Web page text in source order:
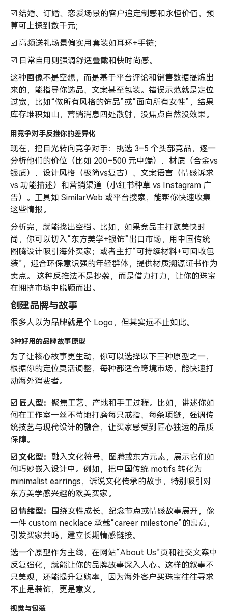
☑️ 结婚、订婚、恋爱场景的客户追定制感和永恒价值，预
算可上探到数千元；
☑️ 高频送礼场景偏实用套装如耳环+手链；
☑️ 日常自用则强调舒适叠戴和快时尚感。
这种画像不是空想，而是基于平台评论和销售数据提炼出
来的，能指导你选品、文案甚至包装。错误示范就是定位
过宽，比如“做所有风格的饰品”或“面向所有女性”，结果
库存堆积如山，营销消息四处散射，没焦点自然没效果。
用竞争对手反推你的差异化
现在，把目光转向竞争对手：挑选 3–5 个头部竞品，逐一
分析他们的价位（比如 200–500 元中端）、材质（合金vs
银质）、设计风格（极简vs复古）、文案语言（情感诉求
vs 功能描述）和营销渠道（小红书种草 vs Instagram 广
告）。工具如 SimilarWeb 或平台搜索，能帮你快速收集
这些情报。
分析完，就能找出空档。比如，如果竞品主打欧美快时
尚，你可以切入“东方美学+银饰”出口市场，用中国传统
图腾设计吸引海外买家；或者主打“可持续材料+可回收包
装”，迎合环保意识强的年轻群体，提供材质溯源证书作为
卖点。 这种反推法不是抄袭，而是借力打力，让你的珠宝
在拥挤市场中脱颖而出。
创建品牌与故事
很多人以为品牌就是个 Logo，但其实远不止如此。
3种好用的品牌故事原型
为了让核心故事更生动，你可以选择以下三种原型之一，
根据你的定位灵活调整，每种都适合跨境市场，能快速打
动海外消费者。
☑️ 匠人型： 聚焦工艺、产地和手工过程。比如，讲述你如
何在工作室一丝不苟地打磨每只戒指、每条项链，强调传
统技艺与现代设计的融合，让买家感受到匠心独运的品质
保障。
☑️ 文化型： 融入文化符号、图腾或东方元素，展示它们如
何巧妙嵌入设计中。例如，把中国传统 motifs 转化为
minimalist earrings，诉说文化传承的故事，特别吸引对
东方美学感兴趣的欧美买家。
☑️ 情绪型：
围绕女性成长、纪念节点或情感故事展开，像
一件 custom necklace 承载“career milestone”的寓意，
引发买家共鸣，建立长期情感链接。
选一个原型作为主线，在网站“About Us”页和社交文案中
反复强化，就能让你的品牌故事深入人心。这样的叙事不
只美观，还能提升复购率，因为海外客户买珠宝往往寻求
不止是装饰，更是意义。
视觉与包装